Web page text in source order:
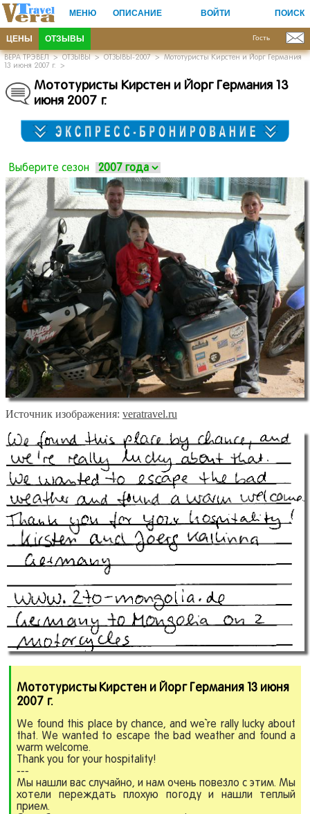
МЕНЮ ОПИСАНИЕ ВОЙТИ ПОИСК
ЦЕНЫ ОТЗЫВЫ Гость
ВЕРА ТРЭВЕЛ>ОТЗЫВЫ>ОТЗЫВЫ-2007>Мототуристы Кирстен и Йорг Германия
13 июня 2007 г. >
Мототуристы Кирстен и Йорг Германия 13
июня 2007 г.
Выберите сезон
Источник изображения: veratravel.ru
Мототуристы Кирстен и Йорг Германия 13 июня
2007 г.
We found this place by chance, and we`re rally lucky about
that. We wanted to escape the bad weather and found a
warm welcome.
Thank you for your hospitality!
---
Мы нашли вас случайно, и нам очень повезло с этим. Мы
хотели переждать плохую погоду и нашли теплый
прием.